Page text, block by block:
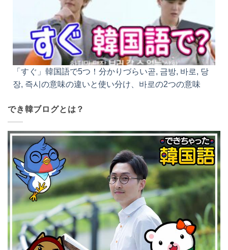
「すぐ」韓国語で5つ！分かりづらい곧, 금방, 바로, 당
장, 즉시の意味の違いと使い分け、바로の2つの意味
でき韓ブログとは？